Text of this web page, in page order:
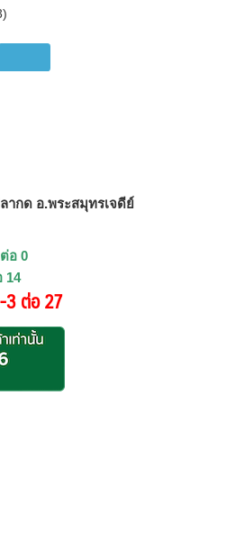
ากด อ.พระสมุทรเจดีย์
อ 0
14
3 ต่อ 27